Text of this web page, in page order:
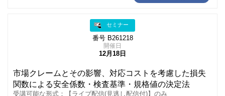
セミナー
番号 B261218
開催日
12月18日
市場クレームとその影響、対応コストを考慮した損失
関数による安全係数・検査基準・規格値の決定法
受講可能な形式：【ライブ配信(見逃し配信付)】のみ